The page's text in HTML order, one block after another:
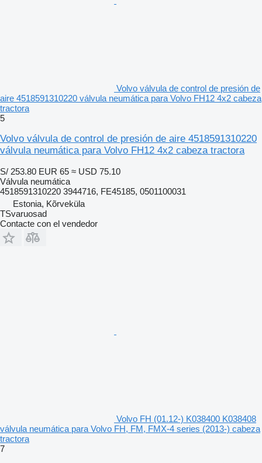
Volvo válvula de control de presión de
aire 4518591310220 válvula neumática para Volvo FH12 4x2 cabeza
tractora
5
Volvo válvula de control de presión de aire 4518591310220
válvula neumática para Volvo FH12 4x2 cabeza tractora
S/ 253.80 EUR 65 ≈ USD 75.10
Válvula neumática
4518591310220 3944716, FE45185, 0501100031
Estonia, Kõrveküla
TSvaruosad
Contacte con el vendedor
Volvo FH (01.12-) K038400 K038408
válvula neumática para Volvo FH, FM, FMX-4 series (2013-) cabeza
tractora
7